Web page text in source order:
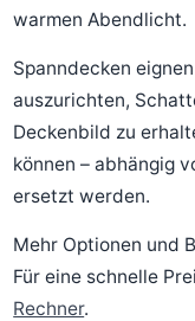
warmen Abendlicht.
Spanndecken
auszurichten,
Deckenbild zu
können – abhängig
ersetzt werden.
Mehr Optionen und
Für eine schnelle
Rechner.